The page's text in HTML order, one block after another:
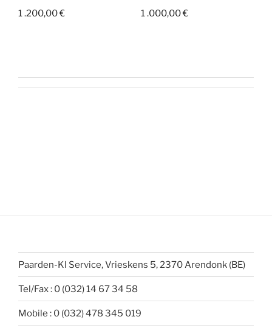
1 .200,00€ 1 .000,00€
Paarden-KI Service, Vrieskens 5, 2370 Arendonk (BE)
Tel/Fax : 0 (032) 14 67 34 58
Mobile : 0 (032) 478 345 019